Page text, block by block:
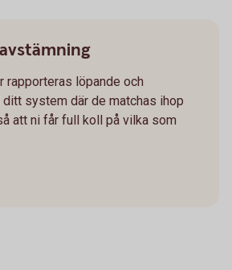
rapporteras löpande och
system där de matchas ihop
att ni får full koll på vilka som